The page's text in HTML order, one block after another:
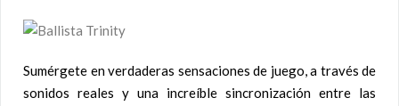
Sumérgete en verdaderas sensaciones de juego, a través de
sonidos reales y una increíble sincronización entre las